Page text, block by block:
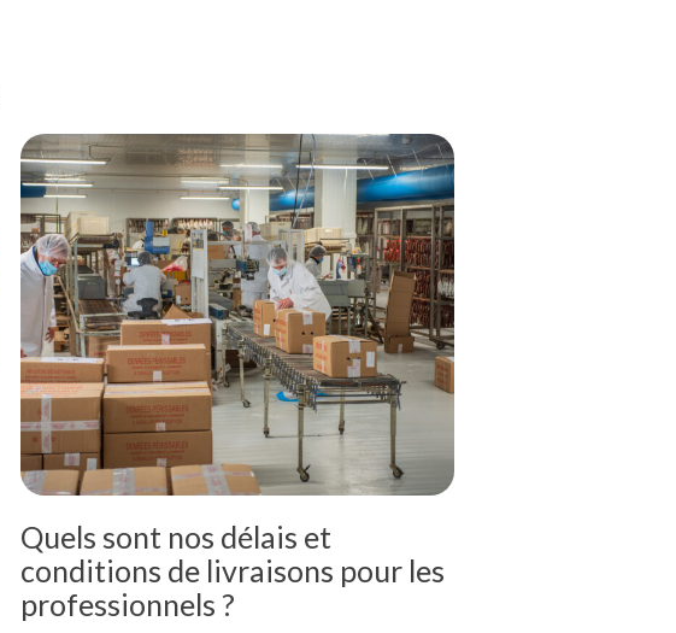
Quels sont nos délais et
conditions de livraisons pour les
professionnels ?